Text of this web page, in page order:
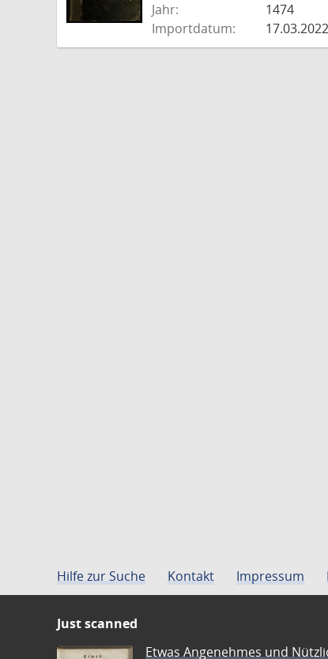
Jahr:
1474
Importdatum:
17.03.2022
Hilfe zur Suche Kontakt Impressum
Just scanned
Etwas Angenehmes und